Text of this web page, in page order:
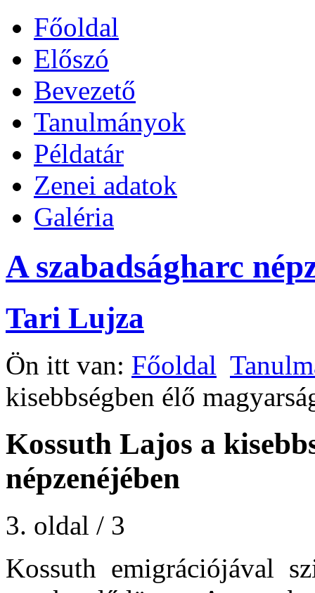
Főoldal
Előszó
Bevezető
Tanulmányok
Példatár
Zenei adatok
Galéria
A szabadságharc
Tari Lujza
Ön itt van: Főoldal
kisebbségben élő
Kossuth Lajos a
népzenéjében
3. oldal / 3
Kossuth emigrációjával